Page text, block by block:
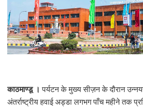
काठमाण्डू ।पर्यटन के मुख्य सीज़न के दौरान
अंतर्राष्ट्रीय हवाई अड्डा लगभग पाँच महीने तक